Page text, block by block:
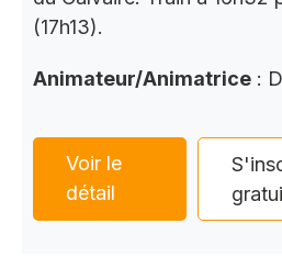
(17h13).
Animateur/Animatrice :
Voir le
détail